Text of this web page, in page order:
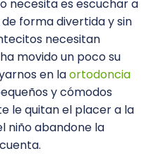
necesita es escuchar a
forma divertida y sin
necesitan
movido un poco su
en laortodoncia
y cómodos
le quitan el placer a la
niño abandone la